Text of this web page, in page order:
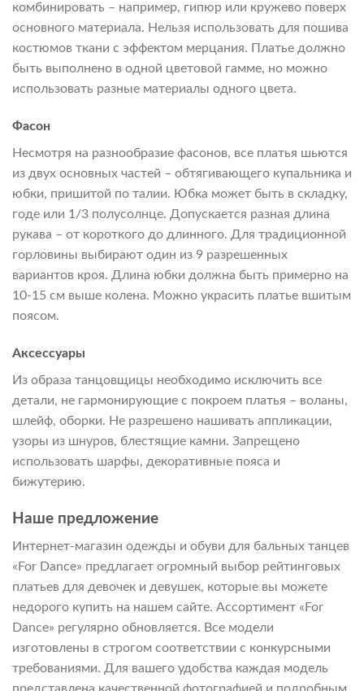
комбинировать – например, гипюр или кружево поверх
основного материала. Нельзя использовать для пошива
костюмов ткани с эффектом мерцания. Платье должно
быть выполнено в одной цветовой гамме, но можно
использовать разные материалы одного цвета.
Фасон
Несмотря на разнообразие фасонов, все платья шьются
из двух основных частей – обтягивающего купальника и
юбки, пришитой по талии. Юбка может быть в складку,
годе или 1/3 полусолнце. Допускается разная длина
рукава – от короткого до длинного. Для традиционной
горловины выбирают один из 9 разрешенных
вариантов кроя. Длина юбки должна быть примерно на
10-15 см выше колена. Можно украсить платье вшитым
поясом.
Аксессуары
Из образа танцовщицы необходимо исключить все
детали, не гармонирующие с покроем платья – воланы,
шлейф, оборки. Не разрешено нашивать аппликации,
узоры из шнуров, блестящие камни. Запрещено
использовать шарфы, декоративные пояса и
бижутерию.
Наше предложение
Интернет-магазин одежды и обуви для бальных танцев
«For Dance» предлагает огромный выбор рейтинговых
платьев для девочек и девушек, которые вы можете
недорого купить на нашем сайте. Ассортимент «For
Dance» регулярно обновляется. Все модели
изготовлены в строгом соответствии с конкурсными
требованиями. Для вашего удобства каждая модель